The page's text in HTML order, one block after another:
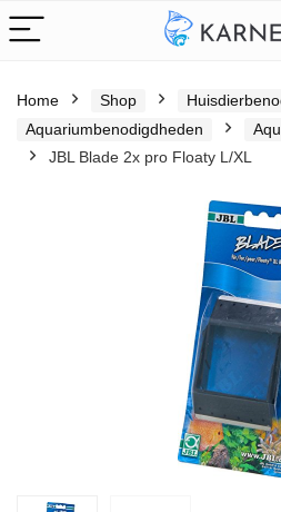
Home Shop
Aquariumbenodigdheden
JBL Blade 2x pro Floaty L/XL